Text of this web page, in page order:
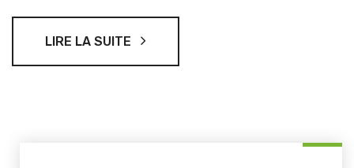
LIRE LA SUITE